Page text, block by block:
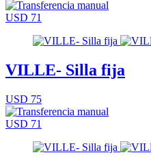
USD 71
VILLE- Silla fija
USD 75
USD 71